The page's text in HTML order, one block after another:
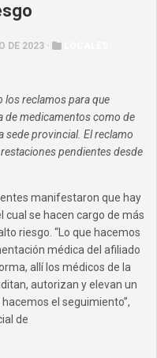
DE 2023 ·
los reclamos para que
de medicamentos como de
sede provincial. El reclamo
pendientes desde
manifestaron que hay
cual se hacen cargo de más
riesgo. “Lo que hacemos
médica del afiliado
allí los médicos de la
autorizan y elevan un
el seguimiento”,
de